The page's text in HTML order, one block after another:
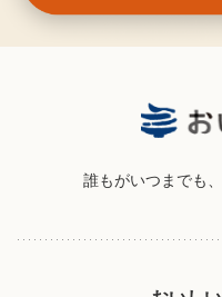
誰もがいつまでも、